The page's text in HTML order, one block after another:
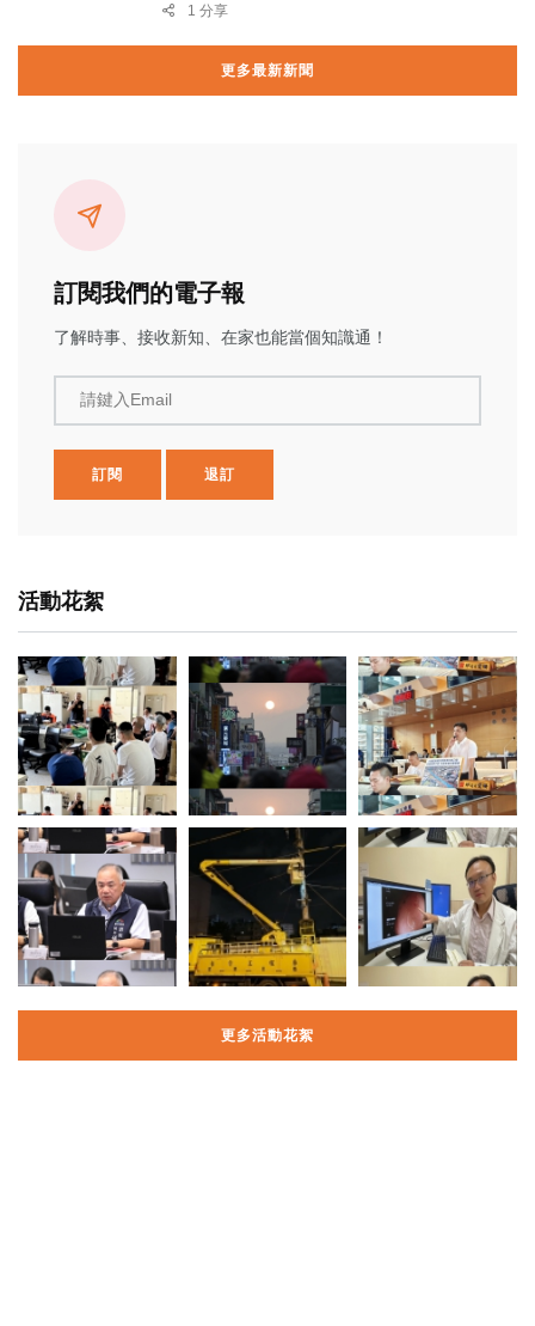
1 分享
更多最新新聞
訂閱我們的電子報
了解時事、接收新知、在家也能當個知識通！
請鍵入Email
訂閱 退訂
活動花絮
更多活動花絮